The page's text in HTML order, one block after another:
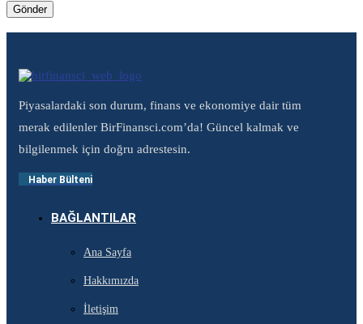
Piyasalardaki son durum, finans ve ekonomiye dair tüm
merak edilenler BirFinansci.com’da! Güncel kalmak ve
bilgilenmek için doğru adrestesin.
Haber Bülteni
BAĞLANTILAR
Ana Sayfa
Hakkımızda
İletişim